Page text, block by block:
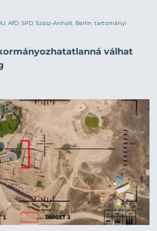
AfD SPD Szász-Anhalt Berlin tartományi
válhat